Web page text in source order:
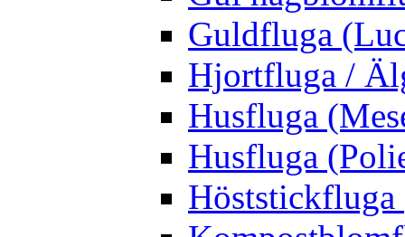
Guldfluga
Hjortfluga /
Husfluga
Husfluga
Höststickfluga